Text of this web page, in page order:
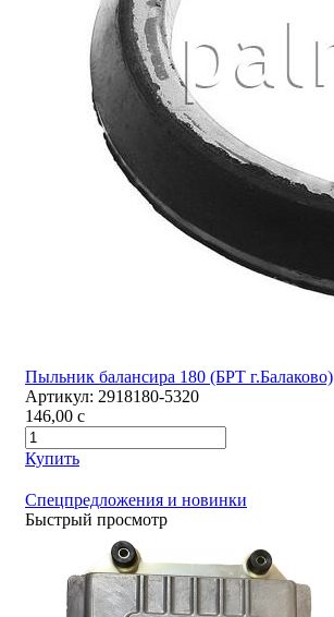
Пыльник балансира 180 (БРТ г.Балаково)
Артикул: 2918180-5320
146,00 c
Купить
Спецпредложения и новинки
Быстрый просмотр